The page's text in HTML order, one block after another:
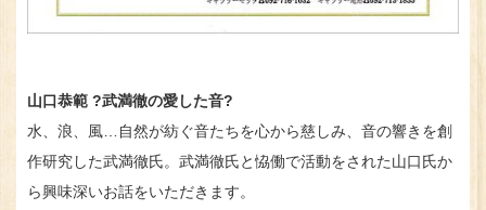
山口恭範 ?武満徹の愛した音?
水、浪、風…自然が紡ぐ音たちを心から慈しみ、音の響きを創
作研究した武満徹氏。武満徹氏と恊働で活動をされた山口氏か
ら興味深いお話をいただきます。